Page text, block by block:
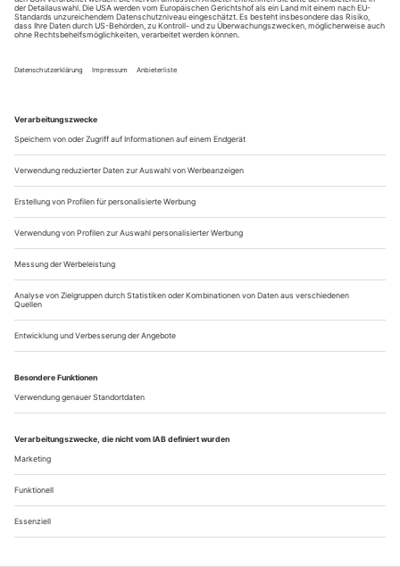
LED-Technologie dominiert die Lichtgestaltung inzwischen
auf allen Bühnen, viele Vorteile – von großer Lichtintensität
über mehr Flexibilität bis hin zu Energieeinsparungen – liegen
geschätzt und verschwinden nicht gänzlich. OSRAM trägt mit
einem...
Militär beansprucht Kulturfunkfrequenzen
Nach der Weltfunkkonferenz 2023 atmeten Sounddesigner und
Tontechniker auf. Das für Bühnen so wichtige Frequenzband
zwischen 470 und 694 MHz blieb gesichert. Doch jetzt interessiert
sich die NATO für das Band. Weil man sich auf einen russischen
Angriff vorbereiten muss, verlangt die Bundeswehr einen Zugang zu
den Kulturfunkfrequenzen
Der Angriffskrieg auf die Ukraine ist der traurige Höhepunkt
eines jahrzehntelangen imperialistischen Ansinnens seitens der
Russischen Föderation. Die NATO ist in Alarmbereitschaft.
Nervosität macht sich nicht nur in Polen, dem Baltikum und
Skandinavien breit: Wird Russland weitere Länder angreifen?
Auf solche Eventualitäten will das Militär gefasst sein....
Über uns Kontakt Kritikerumfrage Newsletter